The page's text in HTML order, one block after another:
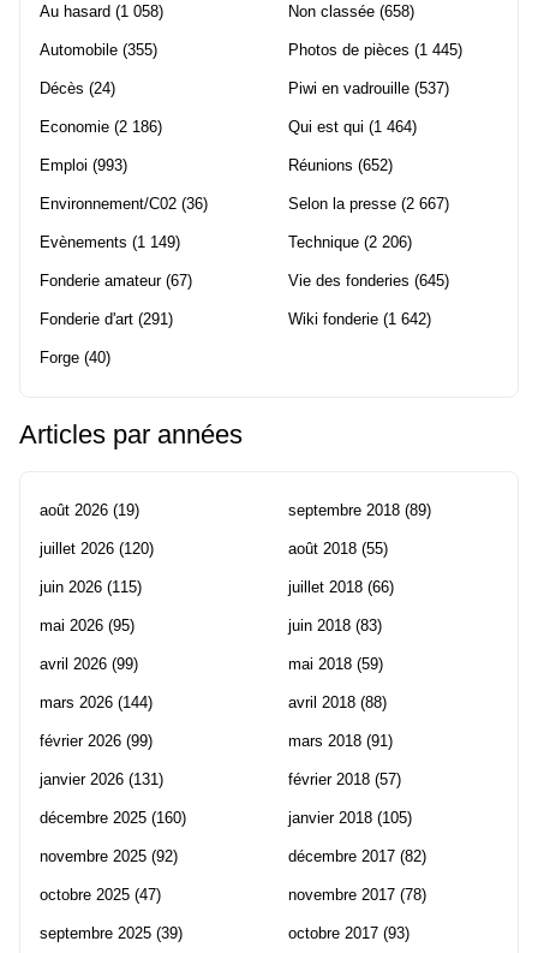
Au hasard (1 058)
Automobile (355)
Décès (24)
Economie (2 186)
Emploi (993)
Environnement/C02 (36)
Evènements (1 149)
Fonderie amateur(67)
Fonderie d'art (291)
Forge (40)
Non classée (658)
Photos de pièces (1 445)
Piwi en vadrouille (537)
Qui est qui (1 464)
Réunions (652)
Selon la presse (2 667)
Technique (2 206)
Vie des fonderies (645)
Wiki fonderie (1 642)
Articles par années
août 2026 (19)
juillet 2026 (120)
juin 2026 (115)
mai 2026 (95)
avril 2026 (99)
mars 2026 (144)
février 2026 (99)
janvier 2026 (131)
décembre 2025 (160)
novembre 2025 (92)
octobre 2025 (47)
septembre 2025 (39)
septembre 2018 (89)
août 2018 (55)
juillet 2018 (66)
juin 2018 (83)
mai 2018 (59)
avril 2018 (88)
mars 2018 (91)
février 2018 (57)
janvier 2018 (105)
décembre 2017 (82)
novembre 2017 (78)
octobre 2017 (93)